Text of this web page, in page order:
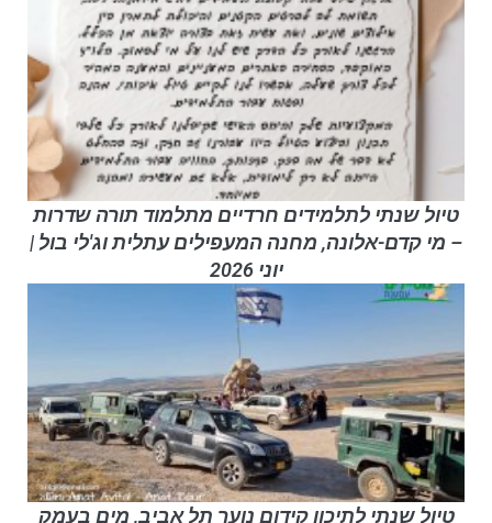
טיול שנתי לתלמידים חרדיים מתלמוד תורה שדרות
– מי קדם-אלונה, מחנה המעפילים עתלית וג'לי בול |
יוני 2026
טיול שנתי לתיכון קידום נוער תל אביב, מים בעמק